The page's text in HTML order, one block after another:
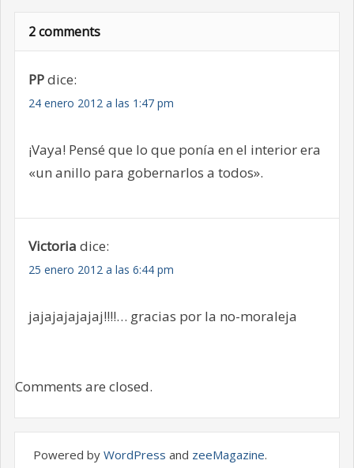
2 comments
PPdice:
24 enero 2012 a las 1:47 pm
¡Vaya! Pensé que lo que ponía en el interior era
«un anillo para gobernarlos a todos».
Victoria dice:
25 enero 2012 a las 6:44 pm
jajajajajajaj!!!!… gracias por la no-moraleja
Comments are closed.
Powered by WordPress and zeeMagazine.